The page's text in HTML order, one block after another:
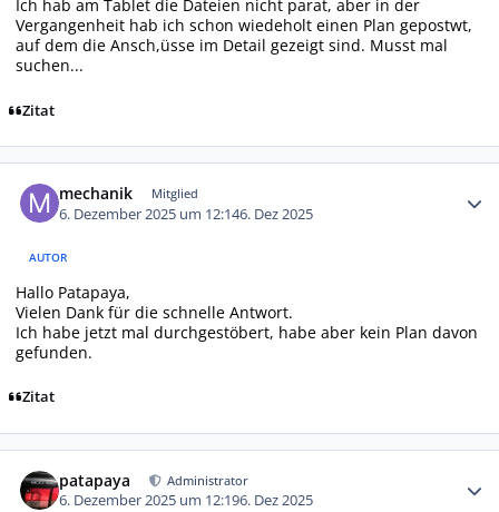
Ich hab am Tablet die Dateien nicht parat, aber in der
Vergangenheit hab ich schon wiedeholt einen Plan gepostwt,
auf dem die Ansch,üsse im Detail gezeigt sind. Musst mal
suchen...
Zitat
mechanik Mitglied
6. Dezember 2025 um 12:146. Dez 2025
AUTOR
Hallo Patapaya,
Vielen Dank für die schnelle Antwort.
Ich habe jetzt mal durchgestöbert, habe aber kein Plan davon
gefunden.
Zitat
patapaya Administrator
6. Dezember 2025 um 12:196. Dez 2025